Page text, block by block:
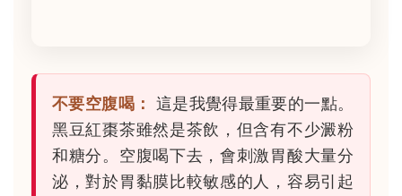
不要空腹喝：
這是我覺得最重要的一點。
黑豆紅棗茶雖然是茶飲，但含有不少澱粉
和糖分。空腹喝下去，會刺激胃酸大量分
泌，對於胃黏膜比較敏感的人，容易引起